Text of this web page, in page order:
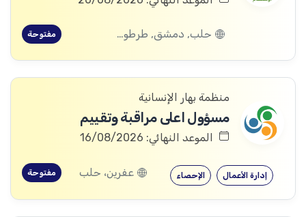
حلب, دمشق, طرطوس, ريف دمشق, ديرالزور, درعا, السويداء, إدلب, القنيطرة, اللاذقية, الرقة, حمص, الحسكة, حماة مفتوحة
منظمة بهار الإنسانية
مسؤول اعلى مراقبة وتقييم
الموعد النهائي: 16/08/2026
الإحصاء إدارة الأعمال عفرين، حلب مفتوحة